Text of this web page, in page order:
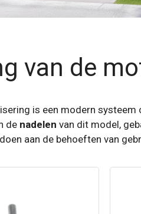
van de
is een modern
de nadelen van dit model,
aan de behoeften van